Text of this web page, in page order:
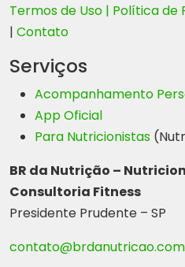
Termos de Uso | Política de
| Contato
Serviços
Acompanhamento
App Oficial
Para Nutricionistas
BR da Nutrição –
Consultoria Fitness
Presidente Prudente – SP